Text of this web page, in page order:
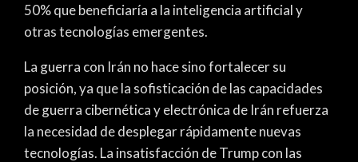
50% que beneficiaría a la inteligencia artificial y
otras tecnologías emergentes.
La guerra con Irán no hace sino fortalecer su
posición, ya que la sofisticación de las capacidades
de guerra cibernética y electrónica de Irán refuerza
la necesidad de desplegar rápidamente nuevas
tecnologías. La insatisfacción de Trump con las